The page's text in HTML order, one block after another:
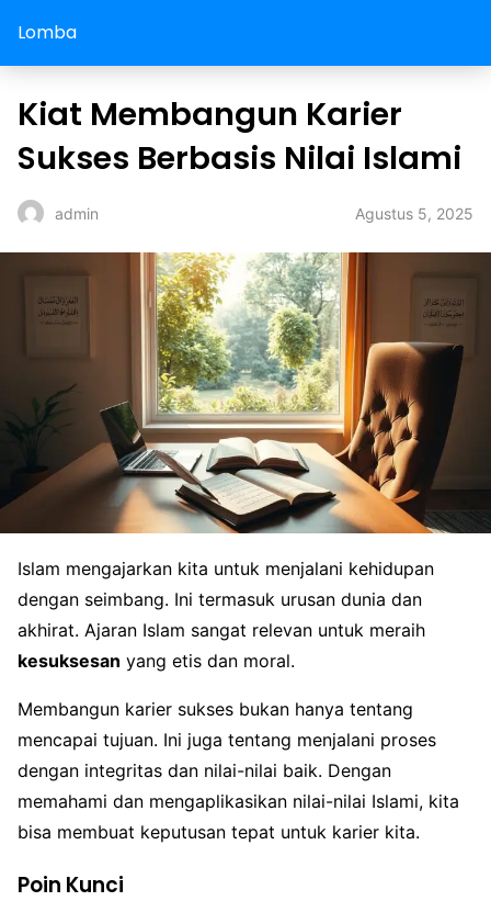
Lomba
Kiat Membangun Karier
Sukses Berbasis Nilai Islami
admin Agustus 5, 2025
Islam mengajarkan kita untuk menjalani kehidupan
dengan seimbang. Ini termasuk urusan dunia dan
akhirat. Ajaran Islam sangat relevan untuk meraih
kesuksesan yang etis dan moral.
Membangun karier sukses bukan hanya tentang
mencapai tujuan. Ini juga tentang menjalani proses
dengan integritas dan nilai-nilai baik. Dengan
memahami dan mengaplikasikan nilai-nilai Islami, kita
bisa membuat keputusan tepat untuk karier kita.
Poin Kunci